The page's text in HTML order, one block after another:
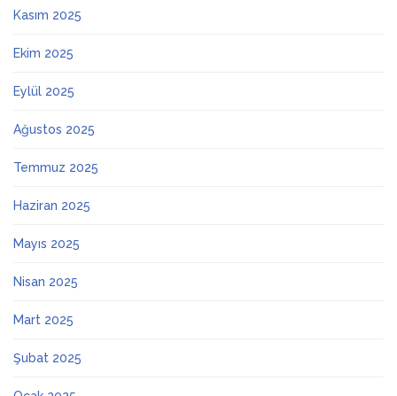
Kasım 2025
Ekim 2025
Eylül 2025
Ağustos 2025
Temmuz 2025
Haziran 2025
Mayıs 2025
Nisan 2025
Mart 2025
Şubat 2025